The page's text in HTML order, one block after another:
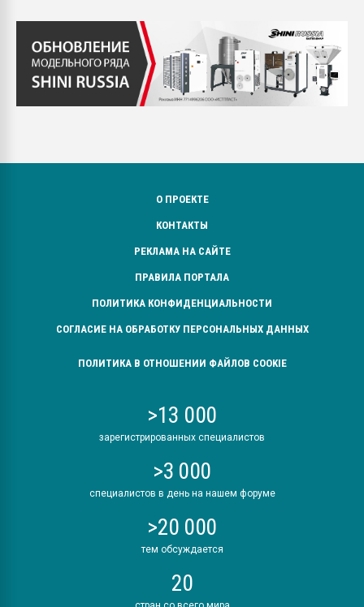
О ПРОЕКТЕ
КОНТАКТЫ
РЕКЛАМА НА САЙТЕ
ПРАВИЛА ПОРТАЛА
ПОЛИТИКА КОНФИДЕНЦИАЛЬНОСТИ
СОГЛАСИЕ НА ОБРАБОТКУ ПЕРСОНАЛЬНЫХ ДАННЫХ
ПОЛИТИКА В ОТНОШЕНИИ ФАЙЛОВ COOKIE
>13 000
зарегистрированных специалистов
>3 000
специалистов в день на нашем форуме
>20 000
тем обсуждается
20